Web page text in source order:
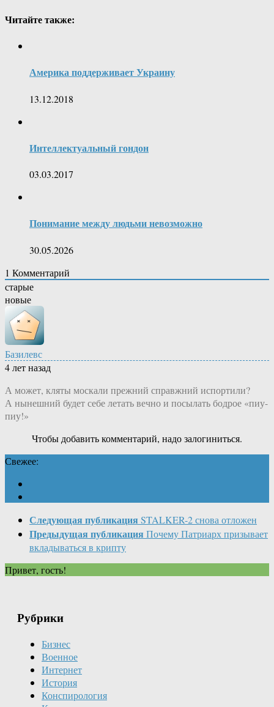
Читайте также:
Америка поддерживает Украину
13.12.2018
Интеллектуальный гондон
03.03.2017
Понимание между людьми невозможно
30.05.2026
1 Комментарий
старые
новые
Базилевс
4 лет назад
А может, кляты москали прежний справжний испортили?
А нынешний будет себе летать вечно и посылать бодрое «пиу-
пиу!»
Чтобы добавить комментарий, надо залогиниться.
Свежее:
Следующая публикация STALKER-2 снова отложен
Предыдущая публикация Почему Патриарх призывает
вкладываться в крипту
Привет, гость!
Рубрики
Бизнес
Военное
Интернет
История
Конспирология